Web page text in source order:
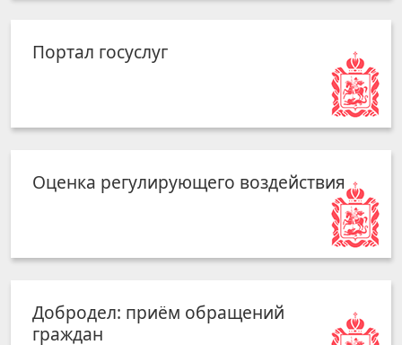
Портал госуслуг
Оценка регулирующего воздействия
Добродел: приём обращений
граждан